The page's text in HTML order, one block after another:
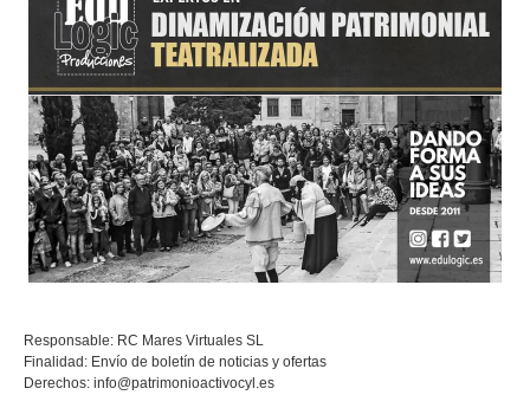
Responsable: RC Mares Virtuales SL
Finalidad: Envío de boletín de noticias y ofertas
Derechos: info@patrimonioactivocyl.es